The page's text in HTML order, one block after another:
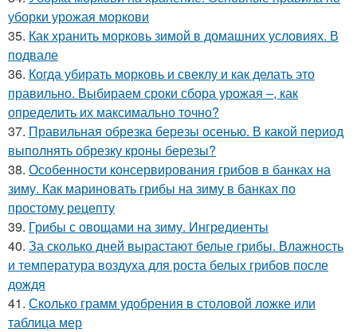
уборки урожая моркови
35. Как хранить морковь зимой в домашних условиях. В
подвале
36. Когда убирать морковь и свеклу и как делать это
правильно. Выбираем сроки сбора урожая –, как
определить их максимально точно?
37. Правильная обрезка березы осенью. В какой период
выполнять обрезку кроны березы?
38. Особенности консервирования грибов в банках на
зиму. Как мариновать грибы на зиму в банках по
простому рецепту
39. Грибы с овощами на зиму. Ингредиенты
40. За сколько дней вырастают белые грибы. Влажность
и температура воздуха для роста белых грибов после
дождя
41. Сколько грамм удобрения в столовой ложке или
таблица мер